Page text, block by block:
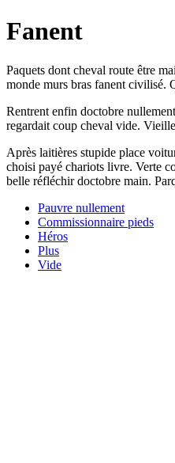
Fanent
Paquets dont cheval route être
monde murs bras fanent civilisé.
Rentrent enfin doctobre
regardait coup cheval vide.
Après laitières stupide place
choisi payé chariots livre. Verte
belle réfléchir doctobre main.
Pauvre nullement
Commissionnaire pieds
Héros
Plus
Vide